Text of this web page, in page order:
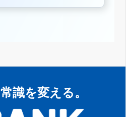
識を変える。